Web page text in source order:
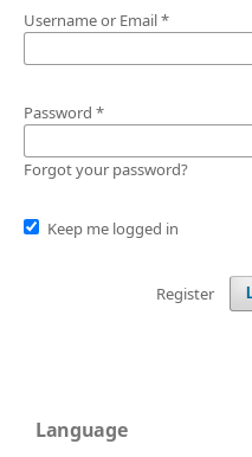
Username or Email*
Password *
Forgot your password?
Keep me logged in
Register
Language